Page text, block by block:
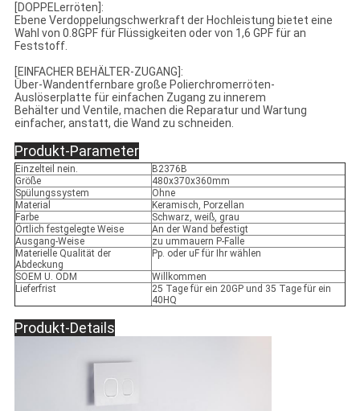
[DOPPELerröten]:
Ebene Verdoppelungschwerkraft der Hochleistung bietet eine
Wahl von 0.8GPF für Flüssigkeiten oder von 1,6 GPF für an
Feststoff.
[EINFACHER BEHÄLTER-ZUGANG]:
Über-Wandentfernbare große Polierchromerröten-
Auslöserplatte für einfachen Zugang zu innerem
Behälter und Ventile, machen die Reparatur und Wartung
einfacher, anstatt, die Wand zu schneiden.
Produkt-Parameter
Einzelteil nein.
B2376B
Größe
480x370x360mm
Spülungssystem
Ohne
Material
Keramisch, Porzellan
Farbe
Schwarz, weiß, grau
Örtlich festgelegte Weise
An der Wand befestigt
Ausgang-Weise
zu ummauern P-Falle
Materielle Qualität der
Abdeckung
Pp. oder uF für Ihr wählen
SOEM U. ODM
Willkommen
Lieferfrist
25 Tage für ein 20GP und 35 Tage für ein
40HQ
Produkt-Details